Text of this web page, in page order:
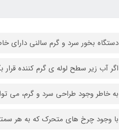
دستگاه بخور سرد و گرم سالنی
اگر آب زیر سطح لوله ی گرم کننده
به خاطر وجود طراحی سرد و گرم، می
با وجود چرخ های متحرک که به هر